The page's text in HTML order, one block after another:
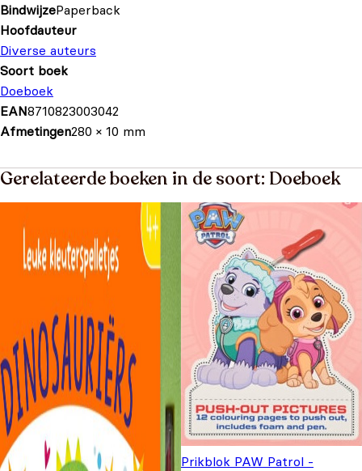
BindwijzePaperback
Hoofdauteur
Diverse auteurs
Soort boek
Doeboek
EAN8710823003042
Afmetingen280 × 10 mm
Gerelateerde boeken in de soort: Doeboek
Prikblok PAW Patrol -